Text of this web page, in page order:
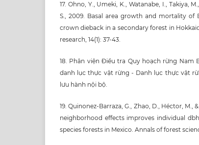
17. Ohno, Y., Umeki, K., Watanabe, I., Takiya,
S., 2009. Basal area growth and mortality of
crown dieback in a secondary forest in
research, 14(1): 37-43.
18. Phân viện Điều tra Quy hoạch rừng Nam
danh lục thực vật rừng - Danh lục thực vật
lưu hành nội bộ.
19. Quinonez-Barraza, G., Zhao, D., Héctor, M.,
neighborhood effects improves individual
species forests in Mexico. Annals of forest